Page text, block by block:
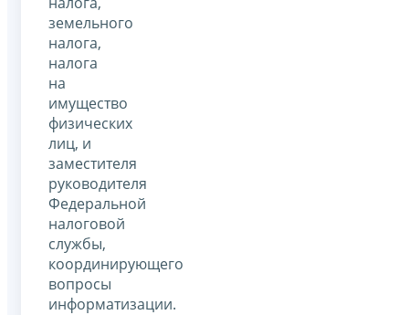
земельного
налога,
налога
на
имущество
физических
лиц, и
заместителя
руководителя
Федеральной
налоговой
службы,
координирующего
вопросы
информатизации.